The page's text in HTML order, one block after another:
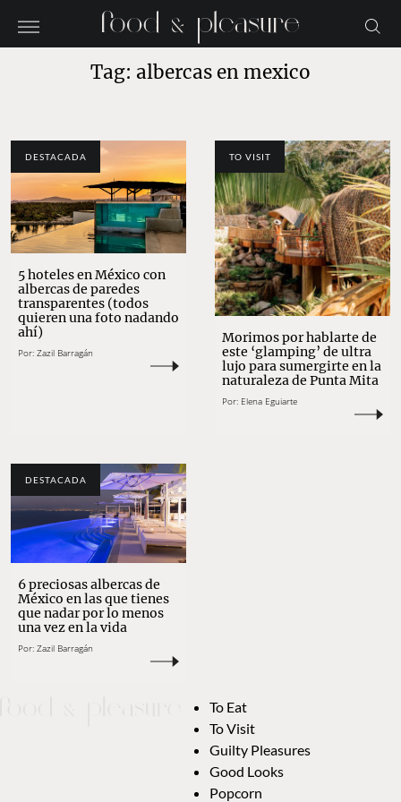
Tag: albercas en mexico
DESTACADA
5 hoteles en México con
albercas de paredes
transparentes (todos
quieren una foto nadando
ahí)
Por: Zazil Barragán
TO VISIT
Morimos por hablarte de
este ‘glamping’ de ultra
lujo para sumergirte en la
naturaleza de Punta Mita
Por: Elena Eguiarte
DESTACADA
6 preciosas albercas de
México en las que tienes
que nadar por lo menos
una vez en la vida
Por: Zazil Barragán
To Eat
To Visit
Guilty Pleasures
Good Looks
Popcorn